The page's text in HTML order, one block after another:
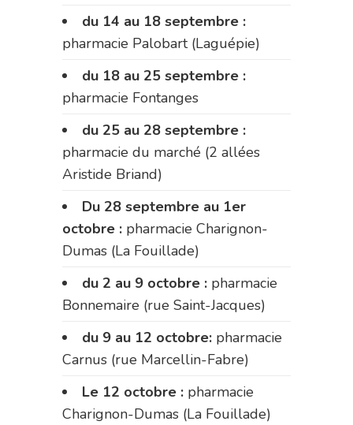
du 14 au 18 septembre :
pharmacie Palobart (Laguépie)
du 18 au 25 septembre :
pharmacie Fontanges
du 25 au 28 septembre :
pharmacie du marché (2 allées
Aristide Briand)
Du 28 septembre au 1er
octobre : pharmacie Charignon-
Dumas (La Fouillade)
du 2 au 9 octobre : pharmacie
Bonnemaire (rue Saint-Jacques)
du 9 au 12 octobre: pharmacie
Carnus (rue Marcellin-Fabre)
Le 12 octobre : pharmacie
Charignon-Dumas (La Fouillade)